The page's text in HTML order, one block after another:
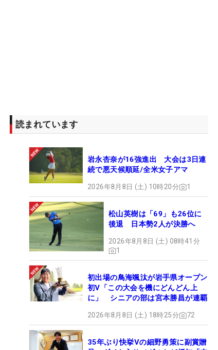
読まれています
岩永杏奈が16強進出 大会は3日連
続で悪天候順延/全米女子アマ
2026年8月8日 (土) 10時20分 1
松山英樹は「69」も26位に
後退 日本勢2人が決勝へ
2026年8月8日 (土) 08時41分
1
初出場の鳥海颯汰が岩手県オープン
初V「この大会を機にどんどん上
に」 シニアの部は宮本勝昌が連覇
2026年8月8日 (土) 18時25分 72
35年ぶり快挙Vの細野勇策に副賞贈